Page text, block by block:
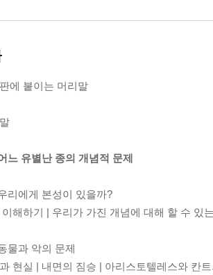
에 붙이는 머리말
느 유별난 종의 개념적 문제
리에게 본성이 있을까?
이해하기 | 우리가 가진 개념에 대해 할 수 있
물과 악의 문제
현실 | 내면의 짐승 | 아리스토텔레스와 칸